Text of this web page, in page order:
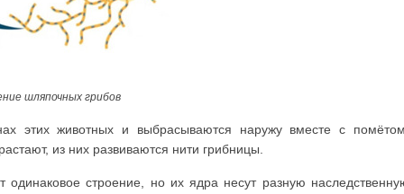
шляпочных грибов
этих животных и выбрасываются наружу вместе с помётом.
из них развиваются нити грибницы.
строение, но их ядра несут разную